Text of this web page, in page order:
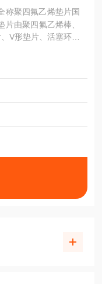
称聚四氟乙烯垫片国
由聚四氟乙烯棒、
V形垫片、活塞环、
温、高压下的氟除
良好的机械强度。